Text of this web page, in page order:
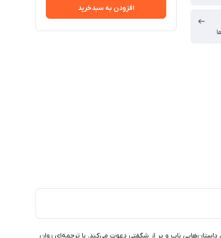
افزودن به سبدخرید
داستان‌هایی ناب و پر از شگفتی دعوت می‌کند. با ترجمه‌ای روان